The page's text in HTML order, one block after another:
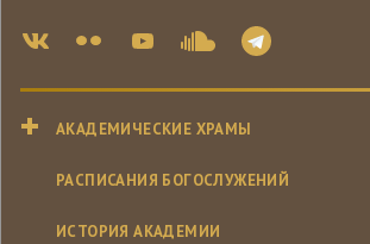
АКАДЕМИЧЕСКИЕ ХРАМЫ
РАСПИСАНИЯ БОГОСЛУЖЕНИЙ
ИСТОРИЯ АКАДЕМИИ